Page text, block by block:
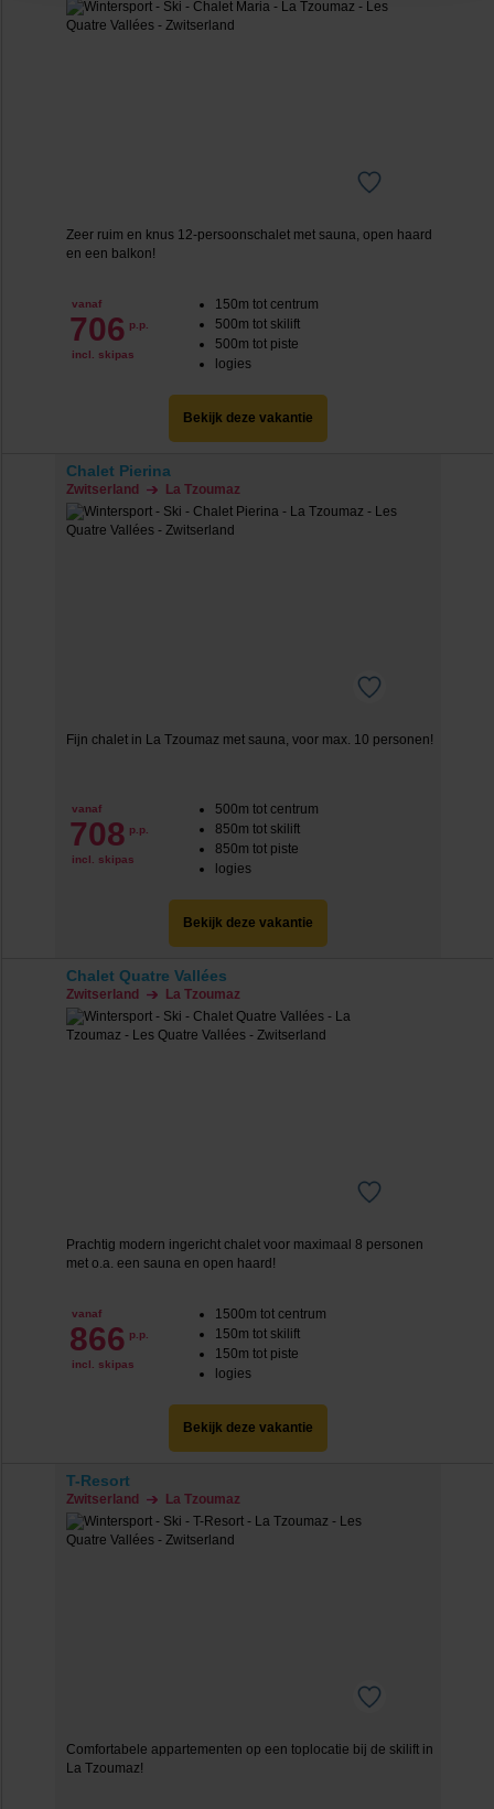
cookie aangeven of je die wel of niet wilt toestaan.
Zeer ruim en knus 12-persoonschalet met sauna, open haard
en een balkon!
vanaf
706 p.p.
incl. skipas
150m tot centrum
500m tot skilift
500m tot piste
logies
Bekijk deze vakantie
Chalet Pierina
Zwitserland La Tzoumaz
Fijn chalet in La Tzoumaz met sauna, voor max. 10 personen!
vanaf
708 p.p.
incl. skipas
500m tot centrum
850m tot skilift
850m tot piste
logies
Bekijk deze vakantie
Chalet Quatre Vallées
Zwitserland La Tzoumaz
Prachtig modern ingericht chalet voor maximaal 8 personen
met o.a. een sauna en open haard!
vanaf
866 p.p.
incl. skipas
1500m tot centrum
150m tot skilift
150m tot piste
logies
Bekijk deze vakantie
T-Resort
Zwitserland La Tzoumaz
Comfortabele appartementen op een toplocatie bij de skilift in
La Tzoumaz!